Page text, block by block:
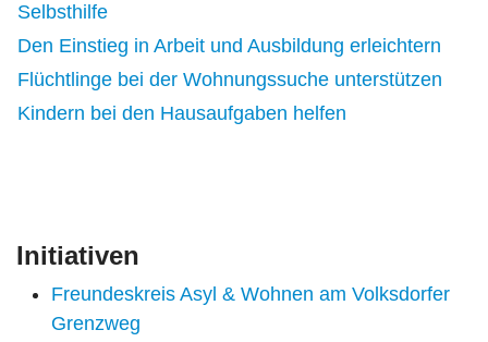
Selbsthilfe
Den Einstieg in Arbeit und Ausbildung erleichtern
Flüchtlinge bei der Wohnungssuche unterstützen
Kindern bei den Hausaufgaben helfen
Initiativen
Freundeskreis Asyl & Wohnen am Volksdorfer
Grenzweg